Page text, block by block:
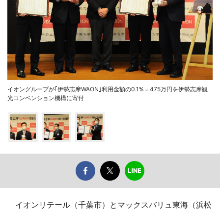
イオングループが｢伊勢志摩WAON｣利用金額の0.1%＝475万円を伊勢志摩観
光コンベンション機構に寄付
イオンリテール（千葉市）とマックスバリュ東海（浜松